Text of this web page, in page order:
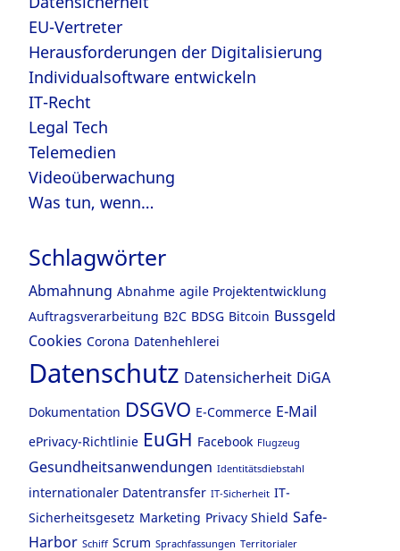
EU-Vertreter
Herausforderungen der Digitalisierung
Individualsoftware entwickeln
IT-Recht
Legal Tech
Telemedien
Videoüberwachung
Was tun, wenn…
Schlagwörter
Abmahnung Abnahme agile Projektentwicklung
Auftragsverarbeitung B2C BDSG Bitcoin Bussgeld
Cookies Corona Datenhehlerei
Datenschutz Datensicherheit DiGA
Dokumentation DSGVO E-Commerce E-Mail
ePrivacy-Richtlinie EuGH Facebook Flugzeug
Gesundheitsanwendungen Identitätsdiebstahl
internationaler Datentransfer IT-Sicherheit IT-
Sicherheitsgesetz Marketing Privacy Shield Safe-
Harbor Schiff Scrum Sprachfassungen Territorialer